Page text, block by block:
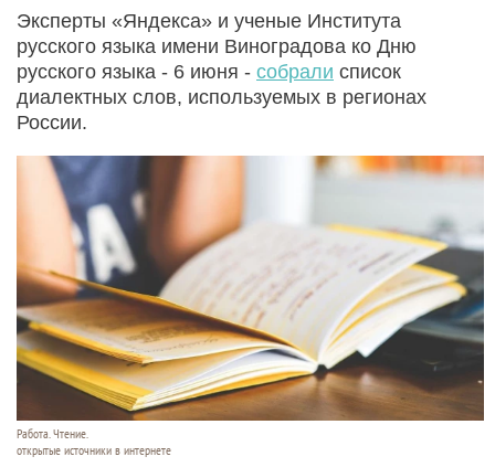
Эксперты «Яндекса» и ученые Института
русского языка имени Виноградова ко Дню
русского языка - 6 июня - собрали список
диалектных слов, используемых в регионах
России.
Работа. Чтение.
открытые источники в интернете